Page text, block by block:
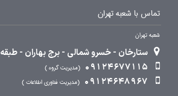
تماس با شعبه تهران
شعبه تهران
ستارخان - خسرو شمالی - برج بهاران - طبقه 7 واحد 2
09124677115
مدیریت گروه
09124648967 مدیریت فناوری اطلاعات